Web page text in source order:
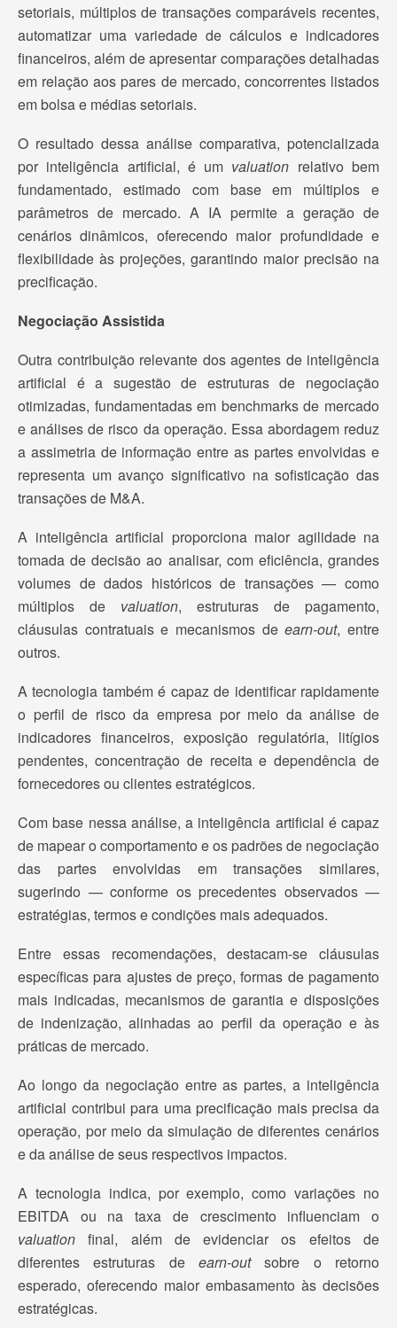
setoriais, múltiplos de transações comparáveis recentes,
automatizar uma variedade de cálculos e indicadores
financeiros, além de apresentar comparações detalhadas
em relação aos pares de mercado, concorrentes listados
em bolsa e médias setoriais.
O resultado dessa análise comparativa, potencializada
por inteligência artificial, é um valuation relativo bem
fundamentado, estimado com base em múltiplos e
parâmetros de mercado. A IA permite a geração de
cenários dinâmicos, oferecendo maior profundidade e
flexibilidade às projeções, garantindo maior precisão na
precificação.
Negociação Assistida
Outra contribuição relevante dos agentes de inteligência
artificial é a sugestão de estruturas de negociação
otimizadas, fundamentadas em benchmarks de mercado
e análises de risco da operação. Essa abordagem reduz
a assimetria de informação entre as partes envolvidas e
representa um avanço significativo na sofisticação das
transações de M&A.
A inteligência artificial proporciona maior agilidade na
tomada de decisão ao analisar, com eficiência, grandes
volumes de dados históricos de transações — como
múltiplos de valuation, estruturas de pagamento,
cláusulas contratuais e mecanismos deearn-out, entre
outros.
A tecnologia também é capaz de identificar rapidamente
o perfil de risco da empresa por meio da análise de
indicadores financeiros, exposição regulatória, litígios
pendentes, concentração de receita e dependência de
fornecedores ou clientes estratégicos.
Com base nessa análise, a inteligência artificial é capaz
de mapear o comportamento e os padrões de negociação
das partes envolvidas em transações similares,
sugerindo — conforme os precedentes observados —
estratégias, termos e condições mais adequados.
Entre essas recomendações, destacam-se cláusulas
específicas para ajustes de preço, formas de pagamento
mais indicadas, mecanismos de garantia e disposições
de indenização, alinhadas ao perfil da operação e às
práticas de mercado.
Ao longo da negociação entre as partes, a inteligência
artificial contribui para uma precificação mais precisa da
operação, por meio da simulação de diferentes cenários
e da análise de seus respectivos impactos.
A tecnologia indica, por exemplo, como variações no
EBITDA ou na taxa de crescimento influenciam o
valuation final, além de evidenciar os efeitos de
diferentes estruturas de earn-outsobre o retorno
esperado, oferecendo maior embasamento às decisões
estratégicas.